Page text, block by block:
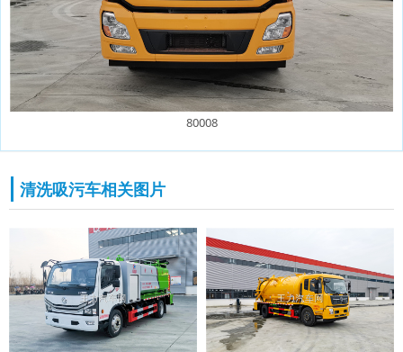
80008
清洗吸污车相关图片